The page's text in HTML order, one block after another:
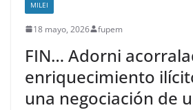
MILEI
18 mayo, 2026 fupem
FIN… Adorni
enriquecimiento
una negociación de